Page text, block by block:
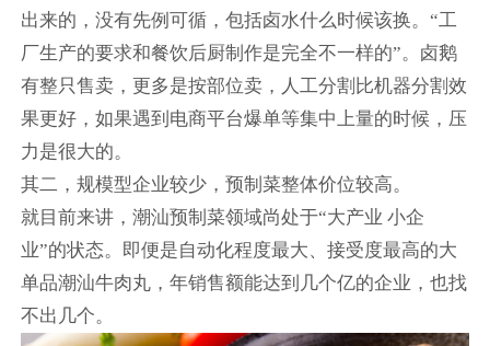
出来的，没有先例可循，包括卤水什么时候该换。“工
厂生产的要求和餐饮后厨制作是完全不一样的”。卤鹅
有整只售卖，更多是按部位卖，人工分割比机器分割效
果更好，如果遇到电商平台爆单等集中上量的时候，压
力是很大的。
其二，规模型企业较少，预制菜整体价位较高。
就目前来讲，潮汕预制菜领域尚处于“大产业 小企
业”的状态。即便是自动化程度最大、接受度最高的大
单品潮汕牛肉丸，年销售额能达到几个亿的企业，也找
不出几个。